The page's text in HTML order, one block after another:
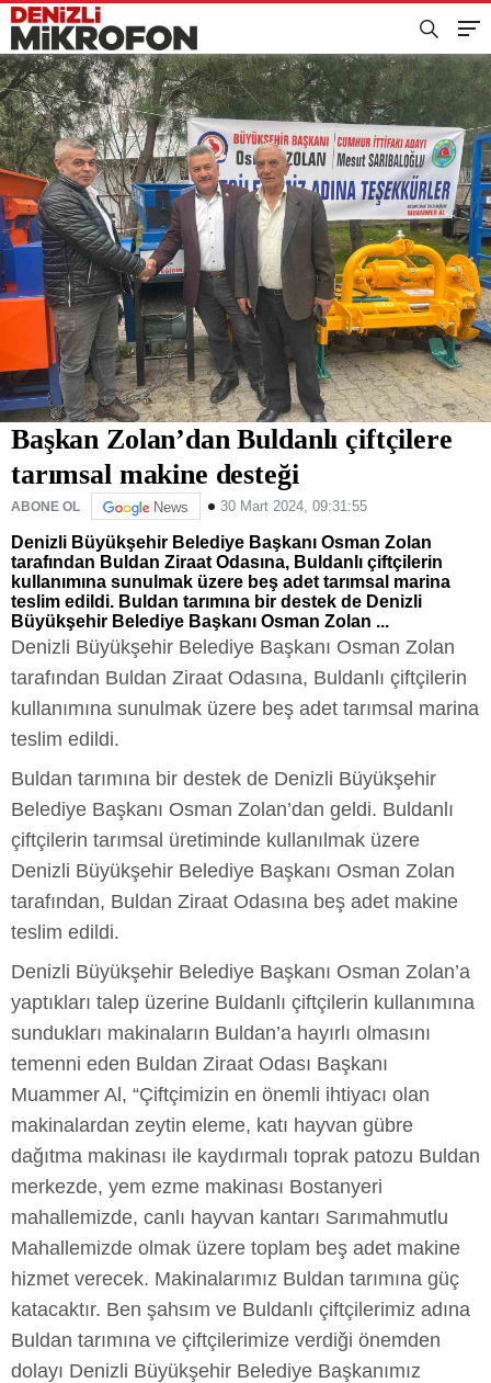
Başkan Zolan’dan Buldanlı çiftçilere
tarımsal makine desteği
ABONE OL News 30 Mart 2024, 09:31:55
Denizli Büyükşehir Belediye Başkanı Osman Zolan
tarafından Buldan Ziraat Odasına, Buldanlı çiftçilerin
kullanımına sunulmak üzere beş adet tarımsal marina
teslim edildi. Buldan tarımına bir destek de Denizli
Büyükşehir Belediye Başkanı Osman Zolan ...
Denizli Büyükşehir Belediye Başkanı Osman Zolan
tarafından Buldan Ziraat Odasına, Buldanlı çiftçilerin
kullanımına sunulmak üzere beş adet tarımsal marina
teslim edildi.
Buldan tarımına bir destek de Denizli Büyükşehir
Belediye Başkanı Osman Zolan’dan geldi. Buldanlı
çiftçilerin tarımsal üretiminde kullanılmak üzere
Denizli Büyükşehir Belediye Başkanı Osman Zolan
tarafından, Buldan Ziraat Odasına beş adet makine
teslim edildi.
Denizli Büyükşehir Belediye Başkanı Osman Zolan’a
yaptıkları talep üzerine Buldanlı çiftçilerin kullanımına
sundukları makinaların Buldan’a hayırlı olmasını
temenni eden Buldan Ziraat Odası Başkanı
Muammer Al, “Çiftçimizin en önemli ihtiyacı olan
makinalardan zeytin eleme, katı hayvan gübre
dağıtma makinası ile kaydırmalı toprak patozu Buldan
merkezde, yem ezme makinası Bostanyeri
mahallemizde, canlı hayvan kantarı Sarımahmutlu
Mahallemizde olmak üzere toplam beş adet makine
hizmet verecek. Makinalarımız Buldan tarımına güç
katacaktır. Ben şahsım ve Buldanlı çiftçilerimiz adına
Buldan tarımına ve çiftçilerimize verdiği önemden
dolayı Denizli Büyükşehir Belediye Başkanımız